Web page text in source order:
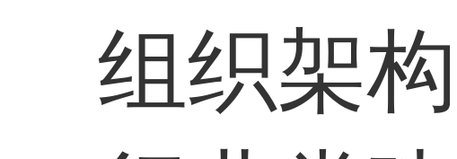
组织架构